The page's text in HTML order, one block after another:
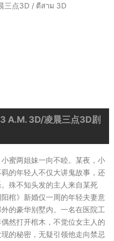
三点3D / ตีสาม 3D
A.M. 3D/凌晨三点3D剧
蜜两姐妹一向不睦。某夜，小
的年轻人不仅大讲鬼故事，还
殊不知头发的主人来自某死
棺》新婚仅一周的年轻夫妻意
的豪华别墅内。一名在医院工
然打开棺木，不觉位女主人的
的秘密，无疑引领他走向禁忌